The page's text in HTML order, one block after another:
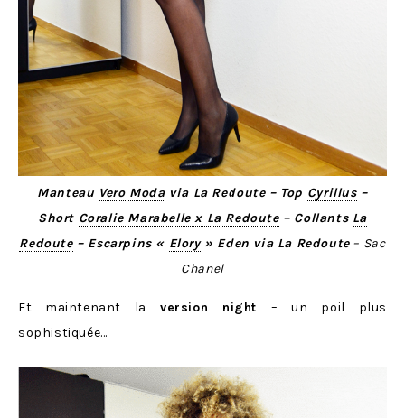
Manteau Vero Modavia La Redoute – Top Cyrillus–
Short Coralie Marabelle x La Redoute– Collants La
Redoute– Escarpins « Elory» Eden via La Redoute– Sac
Chanel
Et maintenant la version night – un poil plus
sophistiquée…